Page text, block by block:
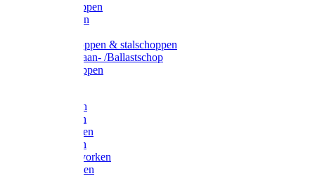
Betonschoppen
Schepbatsen
Ballastschoppen & stalschoppen
Slijtsrip Graan- /Ballastschop
Graanschoppen
Hooivorken
Mestvorken
Bietenvorken
Maisvorken
Aardappelvorken
Vijgenvorken